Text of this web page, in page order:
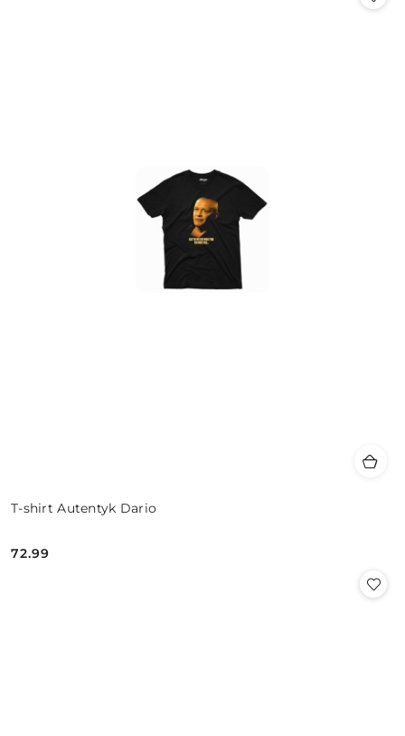
T-shirt Autentyk Dario
Cena:
72.99